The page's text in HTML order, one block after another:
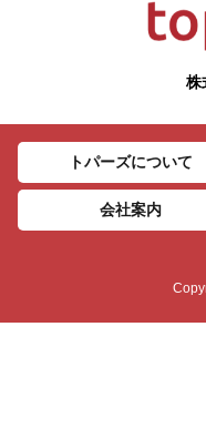
株
トパーズについて
会社案内